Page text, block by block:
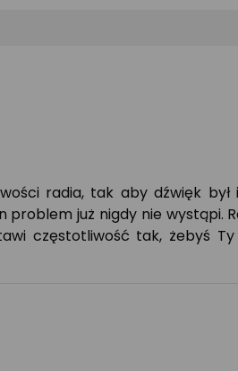
radia, tak aby dźwięk
już nigdy nie wystąpi.
częstotliwość tak, żebyś